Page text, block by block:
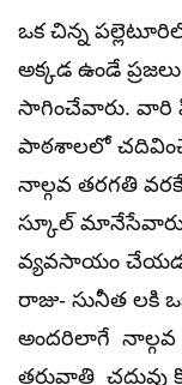
ఒక చిన్న
అక్కడ ఉండే
సాగించేవారు. వారి
పాఠశాలలో
నాల్గవ తరగతి వరకే
స్కూల్ మానేసేవారు.
వ్యవసాయం
రాజు- సునీత లకి
అందరిలాగే నాల్గవ
తరువాతి చదువు